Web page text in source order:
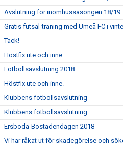
Avslutning för inomhussäsongen 18/19
Gratis futsal-träning med Umeå FC i
Tack!
Höstfix ute och inne
Fotbollsavslutning 2018
Höstfix ute och inne.
Klubbens fotbollsavslutning
Klubbens fotbollsavslutning
Ersboda-Bostadendagen 2018
Vi har råkat ut för skadegörelse och